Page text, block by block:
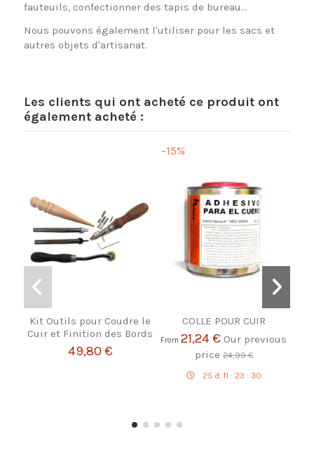
fauteuils, confectionner des tapis de bureau...
Nous pouvons également l'utiliser pour les sacs et
autres objets d'artisanat.
Les clients qui ont acheté ce produit ont
également acheté :
Kit Outils pour Coudre le
Cuir et Finition des Bords
49,80 €
-15%
COLLE POUR CUIR
From21,24 € Our previous
price 24,99 €
25 d. 11 : 23 :29